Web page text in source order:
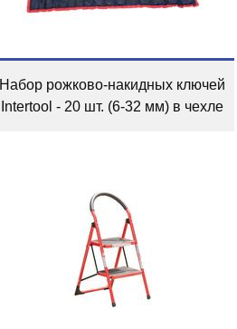
Набор рожково-накидных ключей
Intertool - 20 шт. (6-32 мм) в чехле